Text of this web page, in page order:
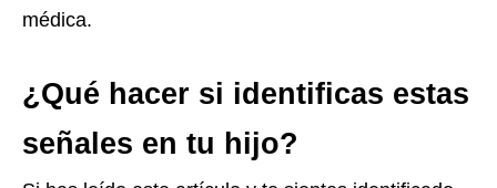
médica.
¿Qué hacer si identificas estas
señales en tu hijo?